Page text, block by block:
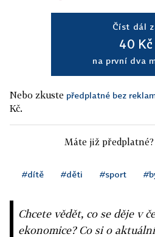
Číst dál
40 Kč
na první dva
Nebo zkuste předplatné bez
Kč.
Máte již předplatné?
#dítě #děti #sport
Chcete vědět, co se děje v
ekonomice? Co si o